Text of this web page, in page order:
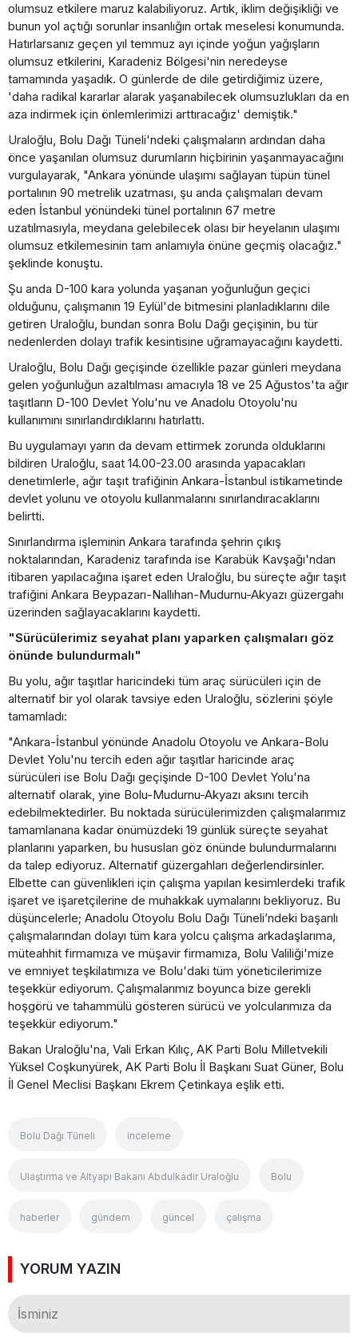
olumsuz etkilere maruz kalabiliyoruz. Artık, iklim değişikliği ve
bunun yol açtığı sorunlar insanlığın ortak meselesi konumunda.
Hatırlarsanız geçen yıl temmuz ayı içinde yoğun yağışların
olumsuz etkilerini, Karadeniz Bölgesi'nin neredeyse
tamamında yaşadık. O günlerde de dile getirdiğimiz üzere,
'daha radikal kararlar alarak yaşanabilecek olumsuzlukları da en
aza indirmek için önlemlerimizi arttıracağız' demiştik."
Uraloğlu, Bolu Dağı Tüneli'ndeki çalışmaların ardından daha
önce yaşanılan olumsuz durumların hiçbirinin yaşanmayacağını
vurgulayarak, "Ankara yönünde ulaşımı sağlayan tüpün tünel
portalının 90 metrelik uzatması, şu anda çalışmaları devam
eden İstanbul yönündeki tünel portalının 67 metre
uzatılmasıyla, meydana gelebilecek olası bir heyelanın ulaşımı
olumsuz etkilemesinin tam anlamıyla önüne geçmiş olacağız."
şeklinde konuştu.
Şu anda D-100 kara yolunda yaşanan yoğunluğun geçici
olduğunu, çalışmanın 19 Eylül'de bitmesini planladıklarını dile
getiren Uraloğlu, bundan sonra Bolu Dağı geçişinin, bu tür
nedenlerden dolayı trafik kesintisine uğramayacağını kaydetti.
Uraloğlu, Bolu Dağı geçişinde özellikle pazar günleri meydana
gelen yoğunluğun azaltılması amacıyla 18 ve 25 Ağustos'ta ağır
taşıtların D-100 Devlet Yolu'nu ve Anadolu Otoyolu'nu
kullanımını sınırlandırdıklarını hatırlattı.
Bu uygulamayı yarın da devam ettirmek zorunda olduklarını
bildiren Uraloğlu, saat 14.00-23.00 arasında yapacakları
denetimlerle, ağır taşıt trafiğinin Ankara-İstanbul istikametinde
devlet yolunu ve otoyolu kullanmalarını sınırlandıracaklarını
belirtti.
Sınırlandırma işleminin Ankara tarafında şehrin çıkış
noktalarından, Karadeniz tarafında ise Karabük Kavşağı'ndan
itibaren yapılacağına işaret eden Uraloğlu, bu süreçte ağır taşıt
trafiğini Ankara Beypazarı-Nallıhan-Mudurnu-Akyazı güzergahı
üzerinden sağlayacaklarını kaydetti.
"Sürücülerimiz seyahat planı yaparken çalışmaları göz
önünde bulundurmalı"
Bu yolu, ağır taşıtlar haricindeki tüm araç sürücüleri için de
alternatif bir yol olarak tavsiye eden Uraloğlu, sözlerini şöyle
tamamladı:
"Ankara-İstanbul yönünde Anadolu Otoyolu ve Ankara-Bolu
Devlet Yolu'nu tercih eden ağır taşıtlar haricinde araç
sürücüleri ise Bolu Dağı geçişinde D-100 Devlet Yolu'na
alternatif olarak, yine Bolu-Mudurnu-Akyazı aksını tercih
edebilmektedirler. Bu noktada sürücülerimizden çalışmalarımız
tamamlanana kadar önümüzdeki 19 günlük süreçte seyahat
planlarını yaparken, bu hususları göz önünde bulundurmalarını
da talep ediyoruz. Alternatif güzergahları değerlendirsinler.
Elbette can güvenlikleri için çalışma yapılan kesimlerdeki trafik
işaret ve işaretçilerine de muhakkak uymalarını bekliyoruz. Bu
düşüncelerle; Anadolu Otoyolu Bolu Dağı Tüneli’ndeki başarılı
çalışmalarından dolayı tüm kara yolcu çalışma arkadaşlarıma,
müteahhit firmamıza ve müşavir firmamıza, Bolu Valiliği'mize
ve emniyet teşkilatımıza ve Bolu'daki tüm yöneticilerimize
teşekkür ediyorum. Çalışmalarımız boyunca bize gerekli
hoşgörü ve tahammülü gösteren sürücü ve yolcularımıza da
teşekkür ediyorum."
Bakan Uraloğlu'na, Vali Erkan Kılıç, AK Parti Bolu Milletvekili
Yüksel Coşkunyürek, AK Parti Bolu İl Başkanı Suat Güner, Bolu
İl Genel Meclisi Başkanı Ekrem Çetinkaya eşlik etti.
Bolu Dağı Tüneli inceleme
Ulaştırma ve Altyapı Bakanı Abdulkadir Uraloğlu Bolu
haberler gündem güncel çalışma
YORUM YAZIN